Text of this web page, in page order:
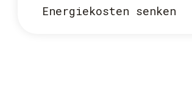
Energiekosten senken